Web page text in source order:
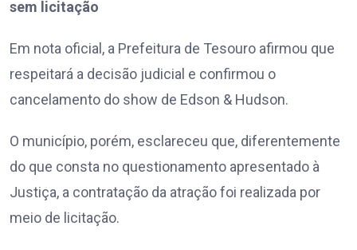
sem licitação
Em nota oficial, a Prefeitura de Tesouro afirmou que
respeitará a decisão judicial e confirmou o
cancelamento do show de Edson & Hudson.
O município, porém, esclareceu que, diferentemente
do que consta no questionamento apresentado à
Justiça, a contratação da atração foi realizada por
meio de licitação.